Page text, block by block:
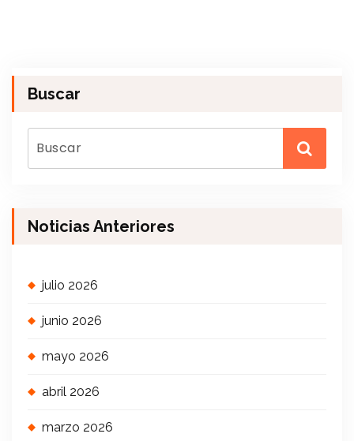
Buscar
Noticias Anteriores
julio 2026
junio 2026
mayo 2026
abril 2026
marzo 2026